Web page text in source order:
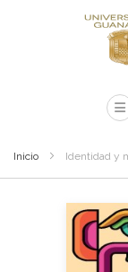
Inicio Identidad y